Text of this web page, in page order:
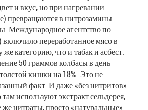
и вкус, но при нагревании
превращаются в нитрозамины -
Международное агентство по
включило переработанное мясо в
же категорию, что и табак и асбест.
50 граммов колбасы в день
кишки на 18%. Это не
факт. И даже «без нитритов» -
используют экстракт сельдерея,
нитраты, просто «натуральные».